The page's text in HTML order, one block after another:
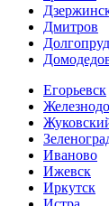
Дмитров
Егорьевск
Иваново
Ижевск
Иркутск